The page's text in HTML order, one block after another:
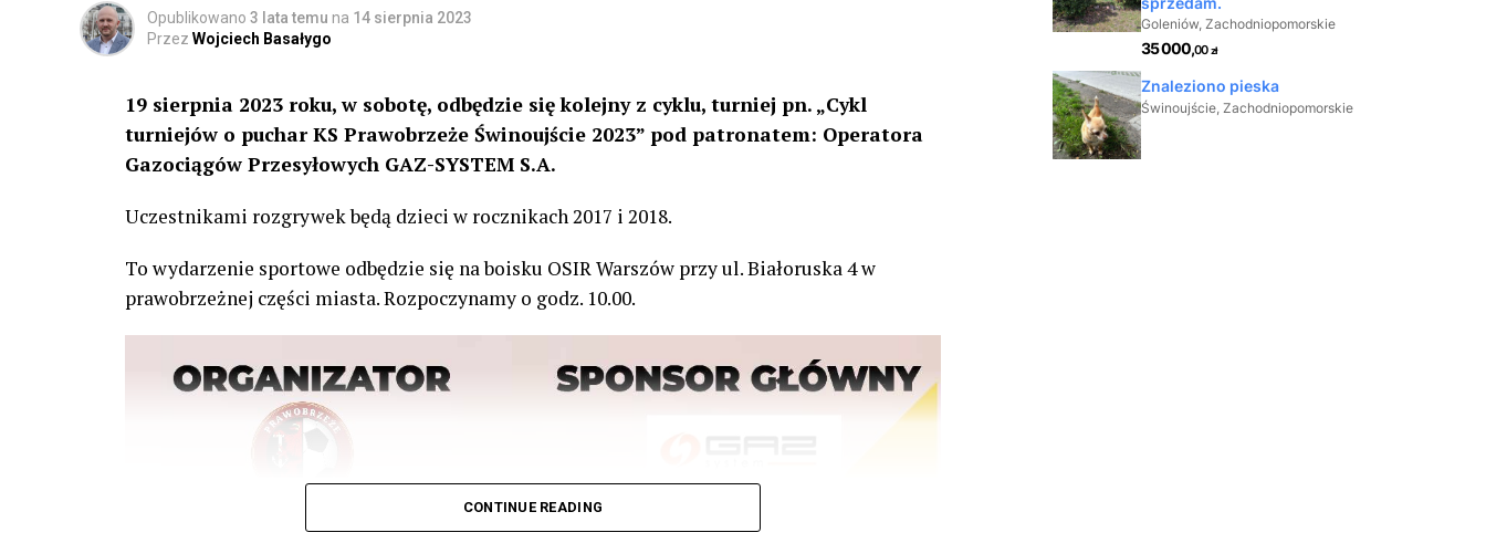
Opublikowano 3 lata temu na 14 sierpnia 2023
Przez Wojciech Basałygo
19 sierpnia 2023 roku, w sobotę, odbędzie się kolejny z cyklu, turniej pn. „Cykl
turniejów o puchar KS Prawobrzeże Świnoujście 2023” pod patronatem: Operatora
Gazociągów Przesyłowych GAZ-SYSTEM S.A.
Uczestnikami rozgrywek będą dzieci w rocznikach 2017 i 2018.
To wydarzenie sportowe odbędzie się na boisku OSIR Warszów przy ul. Białoruska 4 w
prawobrzeżnej części miasta. Rozpoczynamy o godz. 10.00.
CONTINUE READING